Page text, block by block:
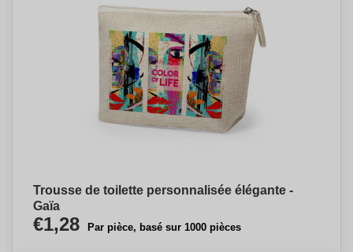
Trousse de toilette personnalisée élégante -
Gaïa
€1,28 Par pièce, basé sur 1000 pièces